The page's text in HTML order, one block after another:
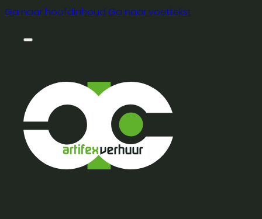
Ga naar hoofdinhoud Ga naar voettekst